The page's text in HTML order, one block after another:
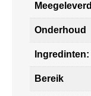
Meegeleverd
Onderhoud
Ingredinten:
Bereik